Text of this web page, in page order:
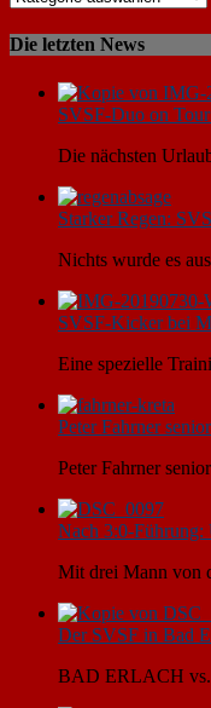
Die letzten News
SVSF-Duo on
Die nächsten
Starker Regen:
Nichts wurde es
SVSF-Kicker bei
Eine spezielle
Peter Fahrner
Peter Fahrner
Nach 3:0-Führung:
Mit drei Mann von
Der SVSF in Bad
BAD ERLACH vs.